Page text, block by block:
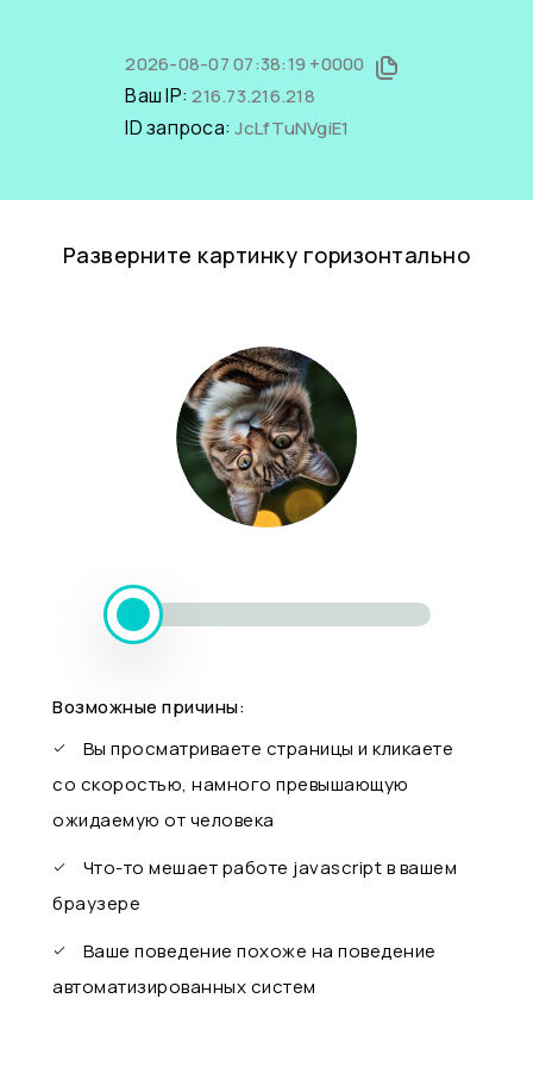
2026-08-07 07:38:19 +0000
Ваш IP:216.73.216.218
ID запроса:JcLfTuNVgiE1
Разверните картинку горизонтально
Возможные причины:
Вы просматриваете страницы и кликаете
со скоростью, намного превышающую
ожидаемую от человека
Что-то мешает работе javascript в вашем
браузере
Ваше поведение похоже на поведение
автоматизированных систем